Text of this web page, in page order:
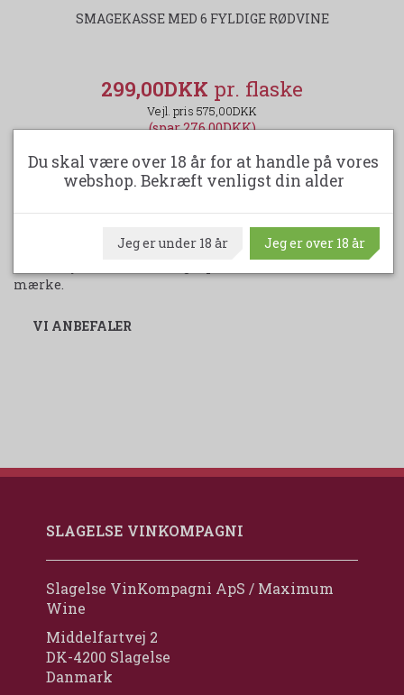
SMAGEKASSE MED 6 FYLDIGE RØDVINE
299,00DKK
575,00DKK
(spar 276,00DKK)
LÆG I KURV
mærke.
VI ANBEFALER
SLAGELSE VINKOMPAGNI
Slagelse VinKompagni ApS / Maximum
Wine
Middelfartvej 2
DK-4200 Slagelse
Danmark
Du skal være over 18 år for at handle på vores
webshop. Bekræft venligst din alder
Jeg er under 18 år Jeg er over 18 år